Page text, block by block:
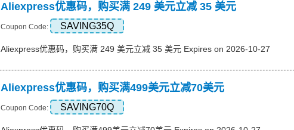
Aliexpress优惠码，购买满 249 美元立减 35 美元
Coupon Code: SAVING35Q
Aliexpress优惠码，购买满 249 美元立减 35 美元 Expires on 2026-10-27
Aliexpress优惠码，购买满499美元立减70美元
Coupon Code: SAVING70Q